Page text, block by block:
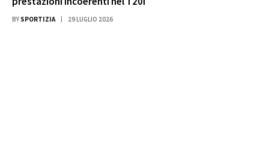
BY SPORTIZIA 29 LUGLIO 2026